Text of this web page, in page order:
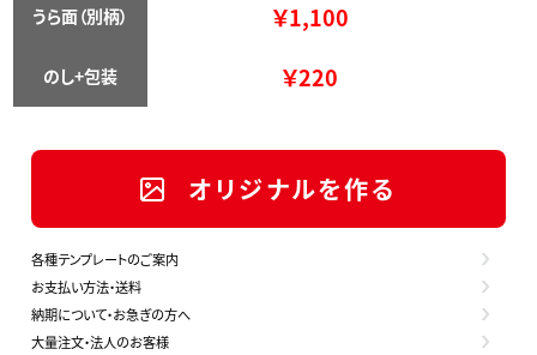
うら面（別柄） ￥1,100
のし+包装 ￥220
オリジナルを作る
各種テンプレートのご案内
お支払い方法・送料
納期について・お急ぎの方へ
大量注文・法人のお客様